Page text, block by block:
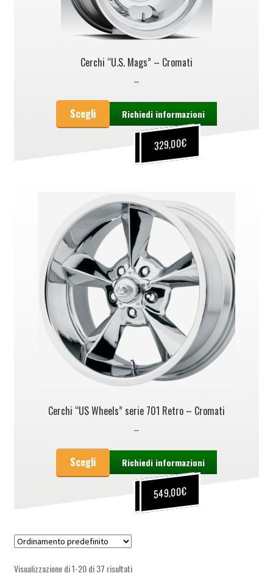
Cerchi “U.S. Mags” – Cromati
299,00€
–
329,00€
Scegli Richiedi informazioni
Cerchi “US Wheels” serie 701 Retro – Cromati
419,00€
–
549,00€
Scegli Richiedi informazioni
Visualizzazione di 1-20 di 37 risultati